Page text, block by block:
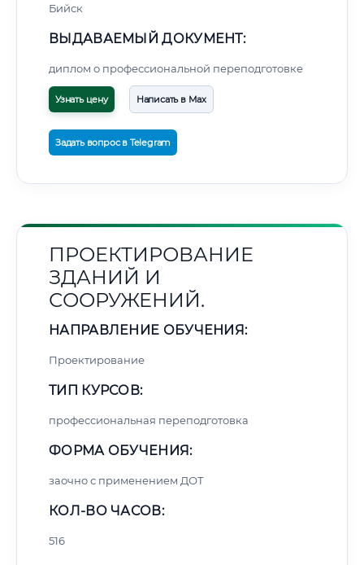
Бийск
ВЫДАВАЕМЫЙ ДОКУМЕНТ:
диплом о профессиональной переподготовке
Узнать цену Написать в Max
Задать вопрос в Telegram
ПРОЕКТИРОВАНИЕ
ЗДАНИЙ И
СООРУЖЕНИЙ.
НАПРАВЛЕНИЕ ОБУЧЕНИЯ:
Проектирование
ТИП КУРСОВ:
профессиональная переподготовка
ФОРМА ОБУЧЕНИЯ:
заочно с применением ДОТ
КОЛ-ВО ЧАСОВ:
516